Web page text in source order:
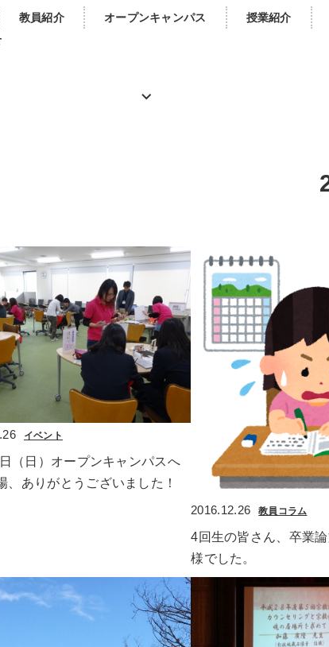
教員紹介 オープンキャンパス 授業紹介
イベント
（日）オープンキャンパスへ
、ありがとうございました！
2016.12.26 教員コラム
4回生の皆さん、卒業
様でした。